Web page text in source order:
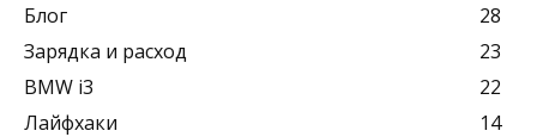
Блог
28
Зарядка и расход
23
BMW i3
22
Лайфхаки
14